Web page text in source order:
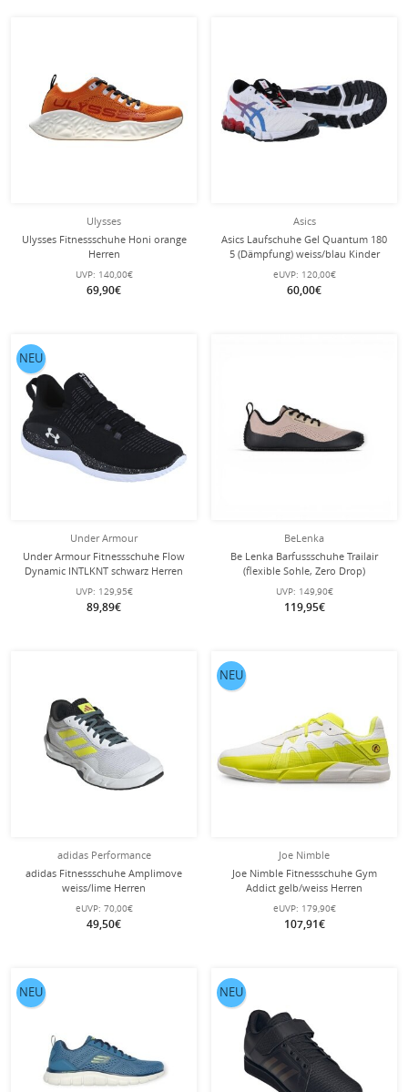
Ulysses
Ulysses Fitnessschuhe Honi orange
Herren
UVP: 140,00€
69,90€
Asics
Asics Laufschuhe Gel Quantum 180
5 (Dämpfung) weiss/blau Kinder
eUVP: 120,00€
60,00€
Under Armour
Under Armour Fitnessschuhe Flow
Dynamic INTLKNT schwarz Herren
UVP: 129,95€
89,89€
NEU
BeLenka
Be Lenka Barfussschuhe Trailair
(flexible Sohle, Zero Drop)
taupebraun
UVP: 149,90€
119,95€
adidas Performance
adidas Fitnessschuhe Amplimove
weiss/lime Herren
eUVP: 70,00€
49,50€
Joe Nimble
Joe Nimble Fitnessschuhe Gym
Addict gelb/weiss Herren
eUVP: 179,90€
107,91€
NEU
NEU NEU